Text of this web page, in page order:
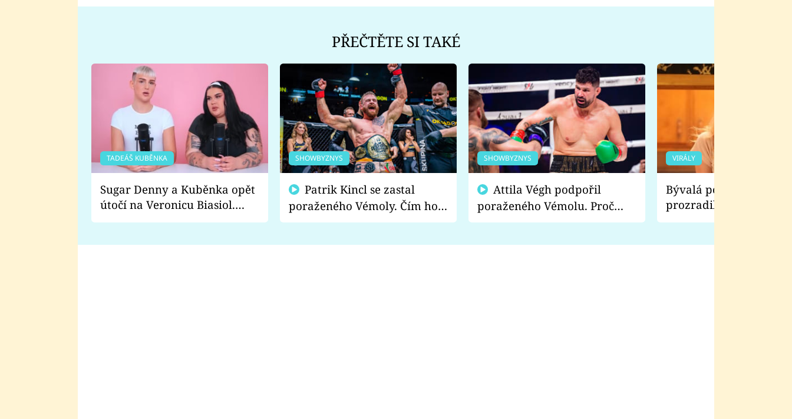
PŘEČTĚTE SI TAKÉ
TADEÁŠ KUBĚNKA
Sugar Denny a Kuběnka opět
útočí na Veronicu Biasiol.
Proč je podle nich falešná a
SHOWBYZNYS
poraženého Vémoly. Čím ho
fanoušci naštvali?
SHOWBYZNYS
poraženého Vémolu. Proč
chce raději zápasit s ním než
VIRÁLY
Bývalá pornoherečka
prozradila, co ji
natáčení Euforie.